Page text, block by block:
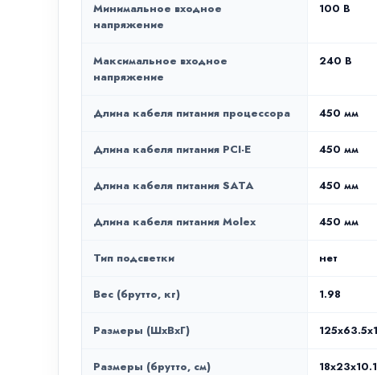
Минимальное входное
напряжение
100 В
Максимальное входное
напряжение
240 В
Длина кабеля питания процессора 450 мм
Длина кабеля питания PCI-E 450 мм
Длина кабеля питания SATA 450 мм
Длина кабеля питания Molex 450 мм
Тип подсветки нет
Вес (брутто, кг) 1.98
Размеры (ШxВxГ)
Размеры (брутто, см) 18x23x10.1